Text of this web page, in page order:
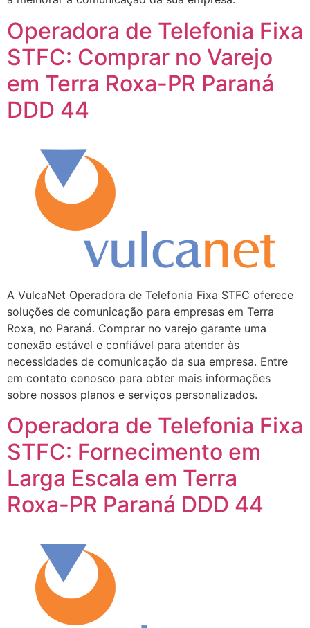
Operadora de Telefonia Fixa
STFC: Comprar no Varejo
em Terra Roxa-PR Paraná
DDD 44
A VulcaNet Operadora de Telefonia Fixa STFC oferece
soluções de comunicação para empresas em Terra
Roxa, no Paraná. Comprar no varejo garante uma
conexão estável e confiável para atender às
necessidades de comunicação da sua empresa. Entre
em contato conosco para obter mais informações
sobre nossos planos e serviços personalizados.
Operadora de Telefonia Fixa
STFC: Fornecimento em
Larga Escala em Terra
Roxa-PR Paraná DDD 44